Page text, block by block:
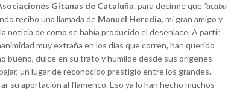
Gitanas de Cataluña, para decirme que “acaba
recibo una llamada de Manuel Heredia, mi gran amigo y
noticia de como se había producido el desenlace. A partir
muy extraña en los días que corren, han querido
bueno, dulce en su trato y humilde desde sus orígenes
un lugar de reconocido prestigio entre los grandes.
aportación al flamenco. Eso ya lo han hecho muchos